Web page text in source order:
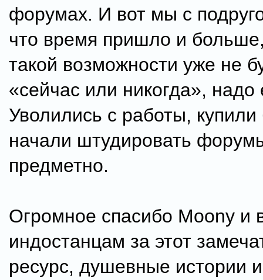
форумах. И вот мы с
что время пришло и
такой возможности уже не
«сейчас или никогда», надо
Уволились с работы,
начали штудировать
предметно.
Огромное спасибо Moony и
индостанцам за этот
ресурс, душевные истории